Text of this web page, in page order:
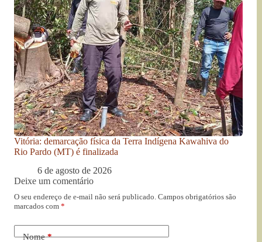
Vitória: demarcação física da Terra Indígena Kawahiva do
Rio Pardo (MT) é finalizada
6 de agosto de 2026
Deixe um comentário
O seu endereço de e-mail não será publicado. Campos obrigatórios são
marcados com *
Nome*